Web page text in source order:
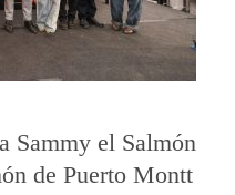
Sammy el Salmón
de Puerto Montt